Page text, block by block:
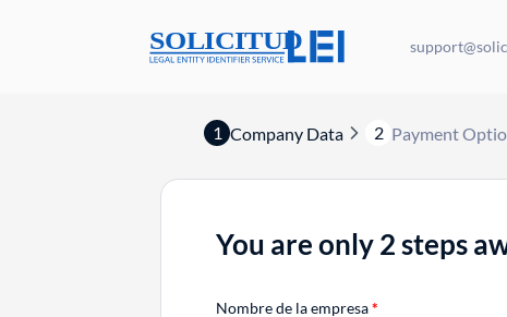
1 Company Data 2 Payment
You are only 2 steps
Nombre de la empresa*